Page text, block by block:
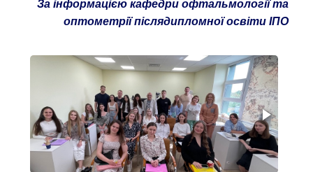
За інформацією кафедри офтальмології та
оптометрії післядипломної освіти ІПО